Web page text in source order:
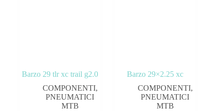
Barzo 29 tlr xc trail g2.0
COMPONENTI,
PNEUMATICI
MTB
Barzo 29×2.25 xc
COMPONENTI,
PNEUMATICI
MTB